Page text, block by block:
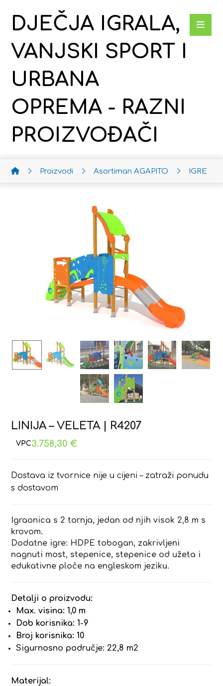
DJEČJA IGRALA,
VANJSKI SPORT I
URBANA
OPREMA - RAZNI
PROIZVOĐAČI
Proizvodi Asortiman AGAPITO IGRE
LINIJA – VELETA | R4207
3.758,30€
Dostava iz tvornice nije u cijeni – zatraži ponudu
s dostavom
Igraonica s 2 tornja, jedan od njih visok 2,8 m s
krovom.
Dodatne igre: HDPE tobogan, zakrivljeni
nagnuti most, stepenice, stepenice od užeta i
edukativne ploče na engleskom jeziku.
Detalji o proizvodu:
Max. visina: 1,0 m
Dob korisnika: 1-9
Broj korisnika: 10
Sigurnosno područje: 22,8 m2
Materijal: